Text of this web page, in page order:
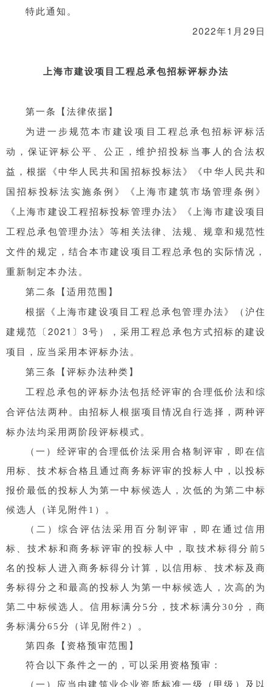
特此通知。
2022年1月29日
上海市建设项目工程总承包招标评标办法
第一条【法律依据】
为进一步规范本市建设项目工程总承包招标评标活
动，保证评标公平、公正，维护招投标当事人的合法权
益，根据《中华人民共和国招标投标法》《中华人民共和
国招标投标法实施条例》《上海市建筑市场管理条例》
《上海市建设工程招标投标管理办法》《上海市建设项目
工程总承包管理办法》等相关法律、法规、规章和规范性
文件的规定，结合本市建设项目工程总承包的实际情况，
重新制定本办法。
第二条【适用范围】
根据《上海市建设项目工程总承包管理办法》（沪住
建规范〔2021〕3号），采用工程总承包方式招标的建设
项目，应当采用本评标办法。
第三条【评标办法种类】
工程总承包的评标办法包括经评审的合理低价法和综
合评估法两种。由招标人根据项目情况自行选择，两种评
标办法均采用两阶段评标模式。
（一）经评审的合理低价法采用合格制评审，即在信
用标、技术标合格且通过商务标评审的投标人中，以投标
报价最低的投标人为第一中标候选人，次低的为第二中标
候选人（详见附件1）。
（二）综合评估法采用百分制评审，即在通过信用
标、技术标和商务标评审的投标人中，取技术标得分前5
名的投标人进入商务标得分计算，以信用标、技术标及商
务标得分之和最高的投标人为第一中标候选人，次高的为
第二中标候选人。信用标满分5分，技术标满分30分，商
务标满分65分（详见附件2）。
第四条【资格预审范围】
符合以下条件之一的，可以采用资格预审：
（一）应当由建筑业企业资质标准一级（甲级）及以